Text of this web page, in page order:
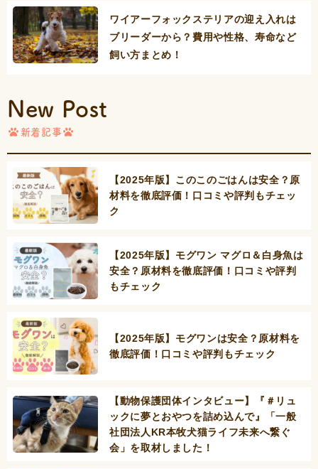
ワイアーフォックステリアの迎え入れは
ブリーダーから？費用や性格、寿命など
飼い方まとめ！
New Post
新着記事
【2025年版】このこのごはんは安全？原
材料を徹底評価！口コミや評判もチェッ
ク
【2025年版】モグワン マグロ＆白身魚は
安全？原材料を徹底評価！口コミや評判
もチェック
【2025年版】モグワンは安全？原材料を
徹底評価！口コミや評判もチェック
【動物保護団体インタビュー】『＃リュ
ックに夢とおやつを詰め込んで』「一般
社団法人KR本牧犬猫ライフ未来へ繋ぐ
会」を取材しました！